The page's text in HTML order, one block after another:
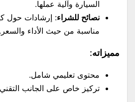
السيارة وآلية عملها.
نصائح للشراء: إرشادات حول
مناسبة من حيث الأداء والسعر.
مميزاته:
محتوى تعليمي شامل.
تركيز خاص على الجانب